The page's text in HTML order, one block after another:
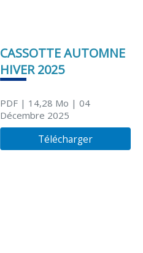
CASSOTTE AUTOMNE
HIVER 2025
PDF| 14,28 Mo | 04
Décembre 2025
Télécharger